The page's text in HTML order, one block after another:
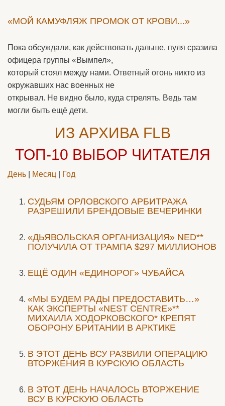
«МОЙ КАМУФЛЯЖ ПРОМОК ОТ КРОВИ...»
Пока обсуждали, как действовать дальше, пуля сразила
офицера группы «Вымпел»,
который стоял между нами. Ответный огонь никто из
окружавших нас военных не
открывал. Не видно было, куда стрелять. Ведь там
могли быть ещё дети.
ИЗ АРХИВА FLB
ТОП-10 ВЫБОР ЧИТАТЕЛЯ
День Месяц Год
CУДЬЯМ ОРЛОВСКОГО АРБИТРАЖА
РАЗРЕШИЛИ БРЕНДОВЫЕ ВЕЧЕРИНКИ
«ДЬЯВОЛЬСКАЯ ОРГАНИЗАЦИЯ» NED**
ПОЛУЧИЛА ОТ ТРАМПА $297 МИЛЛИОНОВ
ЕЩЁ ОДИН «ЕДИНОРОГ» ЧУБАЙСА
«МЫ БУДЕМ РАДЫ ПРЕДОСТАВИТЬ…»
КАК ЭКСПЕРТЫ «NEST CENTRE»**
МИХАИЛА ХОДОРКОВСКОГО* КРЕПЯТ
ОБОРОНУ БРИТАНИИ В АРКТИКЕ
В ЭТОТ ДЕНЬ ВСУ РАЗВИЛИ ОПЕРАЦИЮ
ВТОРЖЕНИЯ В КУРСКУЮ ОБЛАСТЬ
В ЭТОТ ДЕНЬ НАЧАЛОСЬ ВТОРЖЕНИЕ
ВСУ В КУРСКУЮ ОБЛАСТЬ